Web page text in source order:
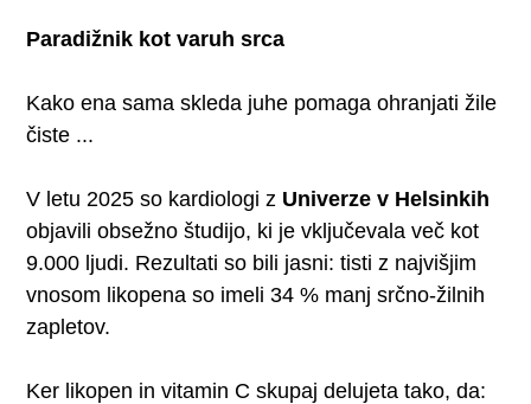
Paradižnik kot varuh srca
Kako ena sama skleda juhe pomaga ohranjati žile
čiste ...
V letu 2025 so kardiologi z Univerze v Helsinkih
objavili obsežno študijo, ki je vključevala več kot
9.000 ljudi. Rezultati so bili jasni: tisti z najvišjim
vnosom likopena so imeli 34 % manj srčno-žilnih
zapletov.
Ker likopen in vitamin C skupaj delujeta tako, da: